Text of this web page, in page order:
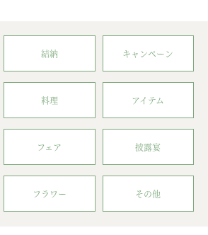
結納 キャンペーン
料理 アイテム
フェア 披露宴
フラワー その他